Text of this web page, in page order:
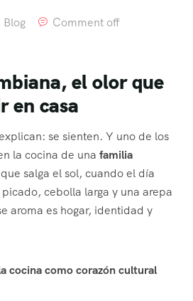
Blog Comment off
el olor que
en casa
se sienten. Y uno de los
la cocina de una familia
salga el sol, cuando el día
cebolla larga y una arepa
aroma es hogar, identidad y
cocina como corazón cultural